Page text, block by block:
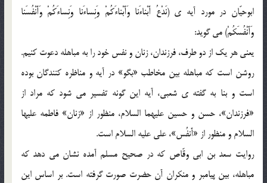
ابوحیّان در مورد آیه ی (نَدْعُ أَبْناءَنا وَأَبْناءَکُمْ وَنِساءَنا وَنِساءَکُمْ وَأَنْفُسَنا
وَأَنْفُسَکُمْ) مى گوید:
یعنى هر یک از دو طرف، فرزندان، زنان و نفس خود را به مباهله دعوت کنیم.
روشن است که مباهله بین مخاطب «بگو» در آیه و مناظره کنندگان بوده
است و بنا به گفته ی شعبى، آیه این گونه تفسیر مى شود که مراد از
«فرزندان»، حسن و حسین علیهما السلام، منظور از «زنان» فاطمه علیها
السلام و منظور از «أَنفُس»، على علیه السلام است.
روایت سعد بن ابى وقّاص که در صحیح مسلم آمده نشان مى دهد که
مباهله، بین پیامبر و منکران آن حضرت صورت گرفته است. بر اساس این